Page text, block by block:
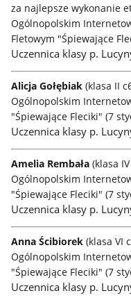
za najlepsze wykonanie
Ogólnopolskim
Fletowym "Śpiewające
Uczennica klasy p.
Alicja Gołębiak (klasa II
Ogólnopolskim
"Śpiewające Fleciki" (7
Uczennica klasy p.
Amelia Rembała (klasa
Ogólnopolskim
"Śpiewające Fleciki" (7
Uczennica klasy p.
Anna Ścibiorek (klasa VI
Ogólnopolskim
"Śpiewające Fleciki" (7
Uczennica klasy p.